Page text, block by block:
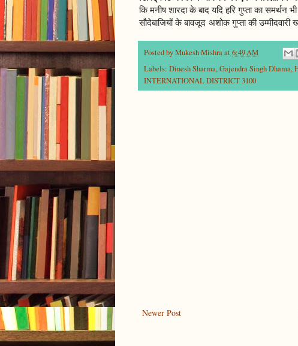
कि मनीष शारदा के बाद यदि हरि गुप्ता का
सौदेबाजियों के बावजूद अशोक गुप्ता की
Posted byMukesh Mishraat 6:49 AM
Labels: Dinesh Sharma,Gajendra Singh Dhama,
INTERNATIONAL DISTRICT 3100
Newer Post